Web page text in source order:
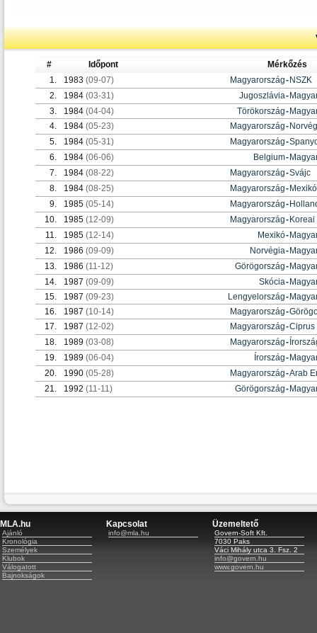
# Időpont
Mérkőzés
1.
1983 (09-07) Magyarország- NSZK
2.
1984 (03-31) Jugoszlávia-
3.
1984 (04-04) Törökország-
4.
1984 (05-23) Magyarország-
5.
1984 (05-31) Magyarország-
6.
1984 (06-06) Belgium-
7.
1984 (08-22) Magyarország-Svájc
8.
1984 (08-25) Magyarország- Mexikó
9.
1985 (05-14) Magyarország-
10.
1985 (12-09) Magyarország-
11.
1985 (12-14) Mexikó-
12.
1986 (09-09) Norvégia-
13.
1986 (11-12) Görögország-
14.
1987 (09-09) Skócia-
15.
1987 (09-23) Lengyelország-
16.
1987 (10-14) Magyarország-
17.
1987 (12-02) Magyarország-Ciprus
18.
1989 (03-08) Magyarország-
19.
1989 (06-04) Írország-
20.
1990 (05-28) Magyarország-Arab
21.
1992 (11-11) Görögország-
MLA.hu
Ajánló
Kronológia
Személyek
Klubok
Válogatott
Bajnokságok
Kapcsolat
info@mla.hu
Üzemeltető
Govern-Soft Kft.
7030 Paks
Váci Mihály utca 3. Fsz. 2
info@govern.hu
www.govern.hu